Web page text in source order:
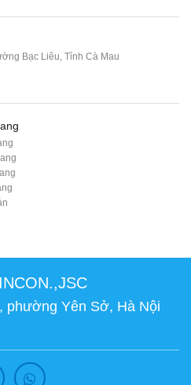
Bạc Liêu, Tỉnh Cà Mau
phường Yên Sở, Hà Nội